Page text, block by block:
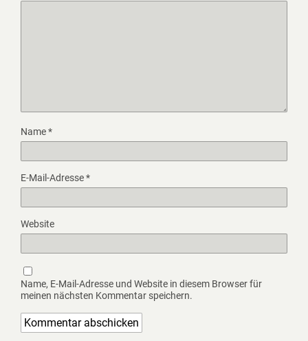
Name*
E-Mail-Adresse*
Website
Name, E-Mail-Adresse und Website in diesem Browser für
meinen nächsten Kommentar speichern.